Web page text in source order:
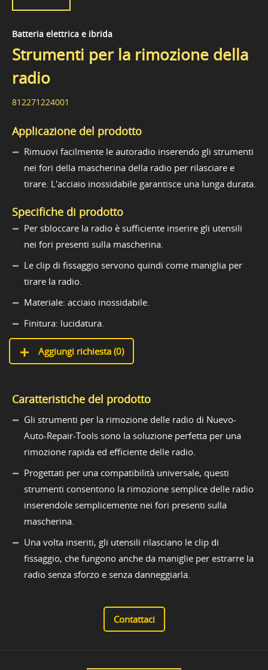
Batteria elettrica e ibrida
Strumenti per la rimozione della
radio
812271224001
Applicazione del prodotto
Rimuovi facilmente le autoradio inserendo gli strumenti
nei fori della mascherina della radio per rilasciare e
tirare. L'acciaio inossidabile garantisce una lunga durata.
Specifiche di prodotto
Per sbloccare la radio è sufficiente inserire gli utensili
nei fori presenti sulla mascherina.
Le clip di fissaggio servono quindi come maniglia per
tirare la radio.
Materiale: acciaio inossidabile.
Finitura: lucidatura.
Aggiungi richiesta (0)
Caratteristiche del prodotto
Gli strumenti per la rimozione delle radio di Nuevo-
Auto-Repair-Tools sono la soluzione perfetta per una
rimozione rapida ed efficiente delle radio.
Progettati per una compatibilità universale, questi
strumenti consentono la rimozione semplice delle radio
inserendole semplicemente nei fori presenti sulla
mascherina.
Una volta inseriti, gli utensili rilasciano le clip di
fissaggio, che fungono anche da maniglie per estrarre la
radio senza sforzo e senza danneggiarla.
Contattaci